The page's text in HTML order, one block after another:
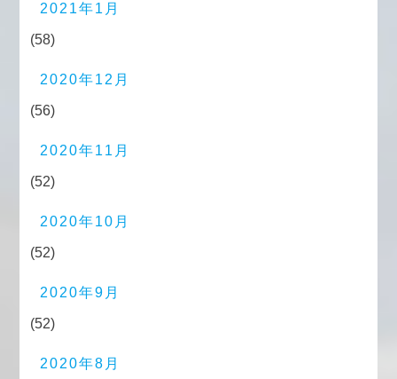
2021年1月
(58)
2020年12月
(56)
2020年11月
(52)
2020年10月
(52)
2020年9月
(52)
2020年8月